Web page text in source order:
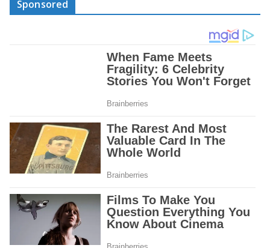
Sponsored